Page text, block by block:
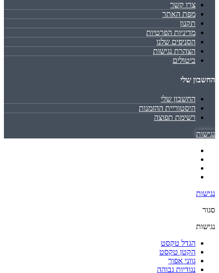
צרו קשר
מפת האתר
תקנון
מדיניות הפרטיות
הסניפים שלנו
הצהרת נגישות
ביטולים
החשבון שלי
החשבון שלי
היסטוריית ההזמנות
רשימת תפוצה
נגישות
נגישות
סגור
נגישות
הגדל טקסט
הקטן טקסט
גווני אפור
נגודיות גבוהה